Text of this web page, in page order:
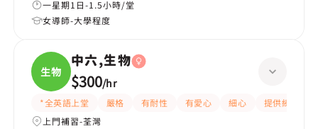
一星期1日-1.5小時/堂
女導師-大學程度
生物
中六,生物
$300/hr
*全英語上堂 嚴格 有耐性 有愛心 細心
提供練習題/
上門補習-荃灣